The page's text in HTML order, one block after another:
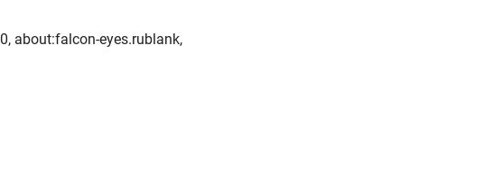
about:falcon-eyes.rublank,